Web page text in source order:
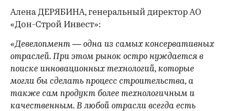
Алена ДЕРЯБИНА, генеральный директор АО
«Дон-Строй Инвест»:
«Девелопмент — одна из самых консервативных
отраслей. При этом рынок остро нуждается в
поиске инновационных технологий, которые
могли бы сделать процесс строительства, а
также сам продукт более технологичным и
качественным. В любой отрасли всегда есть